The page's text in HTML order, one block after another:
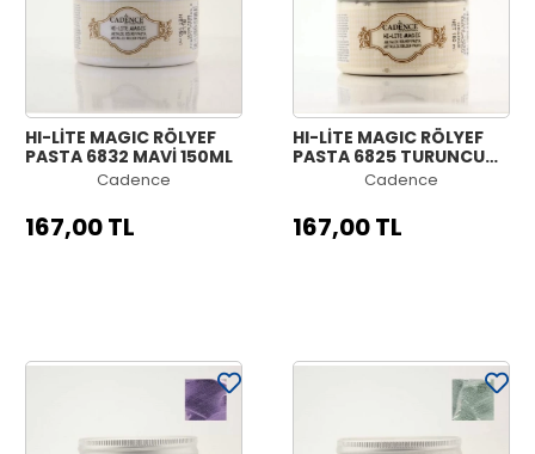
HI-LİTE MAGIC RÖLYEF
PASTA 6832 MAVİ 150ML
Cadence
167,00 TL
HI-LİTE MAGIC RÖLYEF
PASTA 6825 TURUNCU
Cadence
167,00 TL